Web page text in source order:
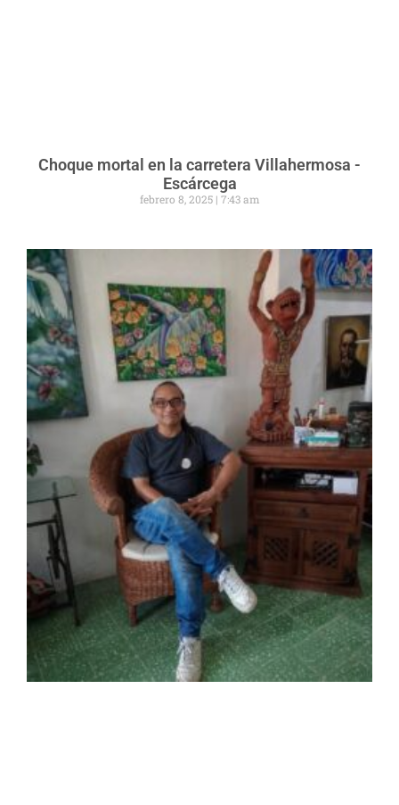
Choque mortal en la carretera Villahermosa -
Escárcega
febrero 8, 2025 7:43 am